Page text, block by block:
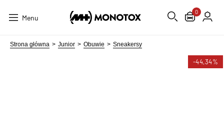
Menu
0
Strona główna Junior Obuwie Sneakersy
-44,34%